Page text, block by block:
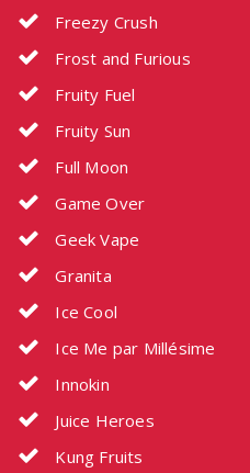
Freezy Crush
Frost and Furious
Fruity Fuel
Fruity Sun
Full Moon
Game Over
Geek Vape
Granita
Ice Cool
Ice Me par Millésime
Innokin
Juice Heroes
Kung Fruits